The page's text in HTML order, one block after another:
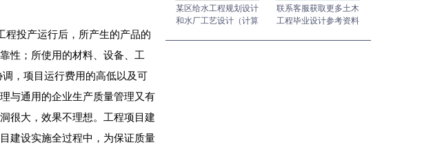
投产运行后，所产生的产品的
性；所使用的材料、设备、工
，项目运行费用的高低以及可
与通用的企业生产质量管理又有
很大，效果不理想。工程项目建
建设实施全过程中，为保证质量
某区给水工程规划设计
和水厂工艺设计（计算
联系客服获取更多土木
工程毕业设计参考资料